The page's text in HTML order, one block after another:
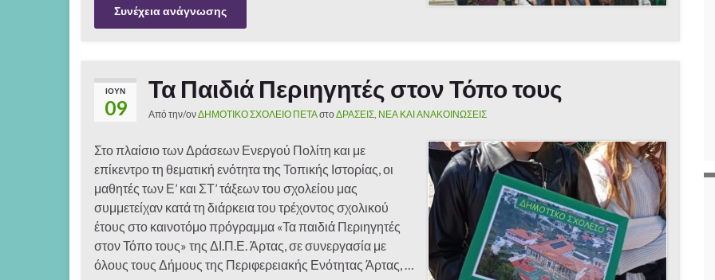
Συνέχεια ανάγνωσης
ΙΟΎΝ
09
Τα Παιδιά Περιηγητές στον Τόπο τους
Από την/ονΔΗΜΟΤΙΚΟ ΣΧΟΛΕΙΟ ΠΕΤΑστο ΔΡΑΣΕΙΣ, ΝΕΑ ΚΑΙ ΑΝΑΚΟΙΝΩΣΕΙΣ
Στο πλαίσιο των Δράσεων Ενεργού Πολίτη και με
επίκεντρο τη θεματική ενότητα της Τοπικής Ιστορίας, οι
μαθητές των Ε’ και ΣΤ’ τάξεων του σχολείου μας
συμμετείχαν κατά τη διάρκεια του τρέχοντος σχολικού
έτους στο καινοτόμο πρόγραμμα «Τα παιδιά Περιηγητές
στον Τόπο τους» της ΔΙ.Π.Ε. Άρτας, σε συνεργασία με
όλους τους Δήμους της Περιφερειακής Ενότητας Άρτας, …